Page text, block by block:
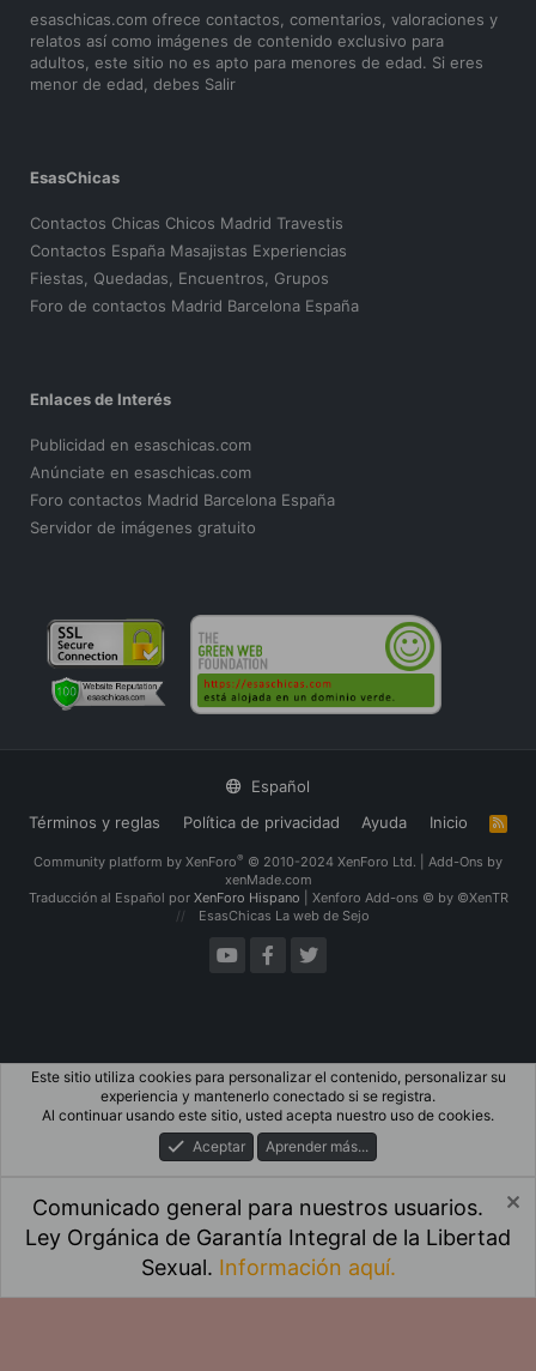
esaschicas.com ofrece contactos, comentarios, valoraciones y
relatos así como imágenes de contenido exclusivo para
adultos, este sitio no es apto para menores de edad. Si eres
menor de edad, debes Salir
EsasChicas
Contactos Chicas Chicos Madrid Travestis
Contactos España Masajistas Experiencias
Fiestas, Quedadas, Encuentros, Grupos
Foro de contactos Madrid Barcelona España
Enlaces de Interés
Publicidad en esaschicas.com
Anúnciate en esaschicas.com
Foro contactos Madrid Barcelona España
Servidor de imágenes gratuito
Español
Términos y reglas
Política de privacidad Ayuda Inicio
R
S
Community platform by XenForo® © 2010-2024 XenForo Ltd. Add-Ons by
xenMade.com
Traducción al Español por XenForo Hispano Xenforo Add-ons © by ©XenTR
EsasChicas La web de Sejo
Qué Hay De Nuevo Iniciar Sesión
Este sitio utiliza cookies para personalizar el contenido, personalizar su
experiencia y mantenerlo conectado si se registra.
Al continuar usando este sitio, usted acepta nuestro uso de cookies.
Aceptar
Aprender más...
Comunicado general para nuestros usuarios.
Ley Orgánica de Garantía Integral de la Libertad
Sexual. Información aquí.